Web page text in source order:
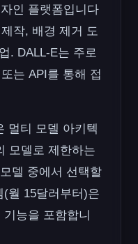
인 플랫폼입니다
작, 배경 제거 도
. DALL-E는 주로
는 API를 통해 접
멀티 모델 아키텍
모델로 제한하는
델 중에서 선택할
월 15달러부터)은
능을 포함합니